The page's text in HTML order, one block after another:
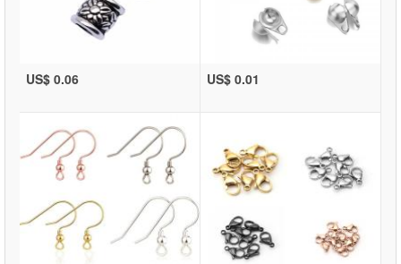
US$ 0.06 US$ 0.01